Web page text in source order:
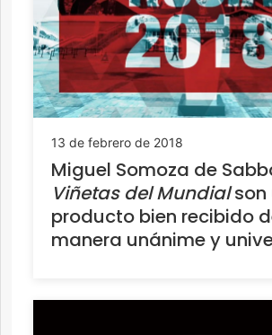
13 de febrero de 2018
Miguel Somoza de
Viñetas del Mundialson
producto bien recibido
manera unánime y